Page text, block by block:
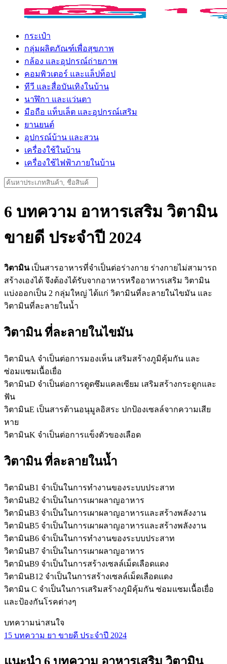
กระเป๋า
กลุ่มผลิตภัณฑ์เพื่อสุขภาพ
กล้อง และอุปกรณ์ถ่ายภาพ
คอมพิวเตอร์ และแล็ปท็อป
ทีวี และสื่อบันเทิงในบ้าน
นาฬิกา และแว่นตา
มือถือ แท็บเล็ต และอุปกรณ์เสริม
ยานยนต์
อุปกรณ์บ้าน และสวน
เครื่องใช้ในบ้าน
เครื่องใช้ไฟฟ้าภายในบ้าน
Search
for:
6 บทความ อาหารเสริม วิตามิน
ขายดี ประจำปี 2024
วิตามินเป็นสารอาหารที่จำเป็นต่อร่างกาย ร่างกายไม่สามารถ
สร้างเองได้ จึงต้องได้รับจากอาหารหรืออาหารเสริม วิตามิน
แบ่งออกเป็น 2 กลุ่มใหญ่ ได้แก่ วิตามินที่ละลายในไขมัน และ
วิตามินที่ละลายในน้ำ
วิตามิน ที่ละลายในไขมัน
วิตามินA จำเป็นต่อการมองเห็น เสริมสร้างภูมิคุ้มกัน และ
ซ่อมแซมเนื้อเยื่อ
วิตามินD จำเป็นต่อการดูดซึมแคลเซียม เสริมสร้างกระดูกและ
ฟัน
วิตามินE เป็นสารต้านอนุมูลอิสระ ปกป้องเซลล์จากความเสีย
หาย
วิตามินK จำเป็นต่อการแข็งตัวของเลือด
วิตามิน ที่ละลายในน้ำ
วิตามินB1 จำเป็นในการทำงานของระบบประสาท
วิตามินB2 จำเป็นในการเผาผลาญอาหาร
วิตามินB3 จำเป็นในการเผาผลาญอาหารและสร้างพลังงาน
วิตามินB5 จำเป็นในการเผาผลาญอาหารและสร้างพลังงาน
วิตามินB6 จำเป็นในการทำงานของระบบประสาท
วิตามินB7 จำเป็นในการเผาผลาญอาหาร
วิตามินB9 จำเป็นในการสร้างเซลล์เม็ดเลือดแดง
วิตามินB12 จำเป็นในการสร้างเซลล์เม็ดเลือดแดง
วิตามิน C จำเป็นในการเสริมสร้างภูมิคุ้มกัน ซ่อมแซมเนื้อเยื่อ
และป้องกันโรคต่างๆ
บทความน่าสนใจ
15 บทความ ยา ขายดี ประจำปี 2024